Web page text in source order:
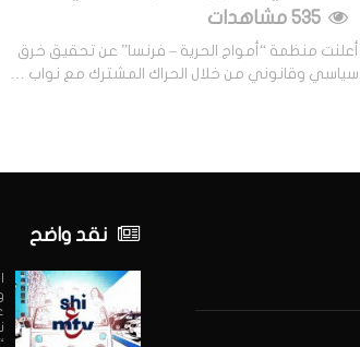
أعلنت منظمة “أمواج الحرية – فرنسا” عن تحقيق خرق
سياسي وقانوني من خلال الحراك المشترك مع نواب …
نقد واضح